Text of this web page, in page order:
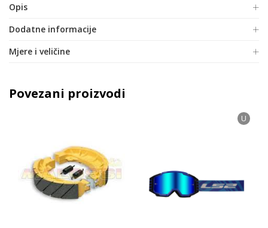
Opis
Dodatne informacije
Mjere i veličine
Povezani proizvodi
U